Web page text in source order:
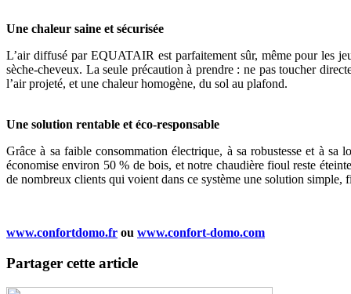
Une chaleur saine et sécurisée
L’air diffusé par EQUATAIR est parfaitement sûr, même pour les
sèche-cheveux. La seule précaution à prendre : ne pas toucher
l’air projeté, et une chaleur homogène, du sol au plafond.
Une solution rentable et éco-responsable
Grâce à sa faible consommation électrique, à sa robustesse et à
économise environ 50 % de bois, et notre chaudière fioul reste
de nombreux clients qui voient dans ce système une solution
www.confortdomo.fr ou www.confort-domo.com
Partager cette article